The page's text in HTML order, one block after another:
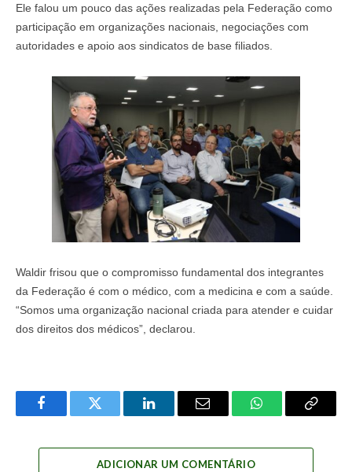
Ele falou um pouco das ações realizadas pela Federação como
participação em organizações nacionais, negociações com
autoridades e apoio aos sindicatos de base filiados.
Waldir frisou que o compromisso fundamental dos integrantes
da Federação é com o médico, com a medicina e com a saúde.
“Somos uma organização nacional criada para atender e cuidar
dos direitos dos médicos”, declarou.
FacebookTwitter LinkedInEmail WhatsAppCopy
ADICIONAR UM COMENTÁRIO